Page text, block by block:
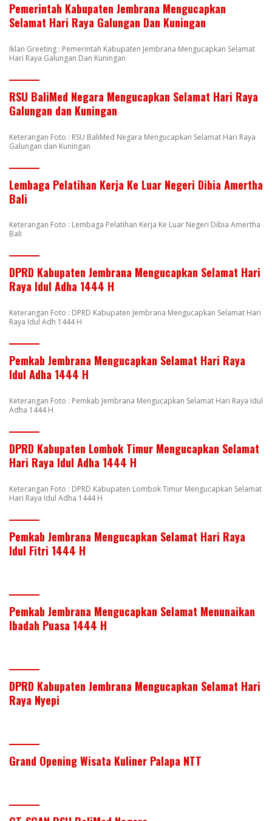
Pemerintah Kabupaten Jembrana Mengucapkan
Selamat Hari Raya Galungan Dan Kuningan
Iklan Greeting : Pemerintah Kabupaten Jembrana Mengucapkan Selamat
Hari Raya Galungan Dan Kuningan
RSU BaliMed Negara Mengucapkan Selamat Hari Raya
Galungan dan Kuningan
Keterangan Foto : RSU BaliMed Negara Mengucapkan Selamat Hari Raya
Galungan dan Kuningan
Lembaga Pelatihan Kerja Ke Luar Negeri Dibia Amertha
Bali
Keterangan Foto : Lembaga Pelatihan Kerja Ke Luar Negeri Dibia Amertha
Bali
DPRD Kabupaten Jembrana Mengucapkan Selamat Hari
Raya Idul Adha 1444 H
Keterangan Foto : DPRD Kabupaten Jembrana Mengucapkan Selamat Hari
Raya Idul Adh 1444 H
Pemkab Jembrana Mengucapkan Selamat Hari Raya
Idul Adha 1444 H
Keterangan Foto : Pemkab Jembrana Mengucapkan Selamat Hari Raya Idul
Adha 1444 H
DPRD Kabupaten Lombok Timur Mengucapkan Selamat
Hari Raya Idul Adha 1444 H
Keterangan Foto : DPRD Kabupaten Lombok Timur Mengucapkan Selamat
Hari Raya Idul Adha 1444 H
Pemkab Jembrana Mengucapkan Selamat Hari Raya
Idul Fitri 1444 H
Pemkab Jembrana Mengucapkan Selamat Menunaikan
Ibadah Puasa 1444 H
DPRD Kabupaten Jembrana Mengucapkan Selamat Hari
Raya Nyepi
Grand Opening Wisata Kuliner Palapa NTT